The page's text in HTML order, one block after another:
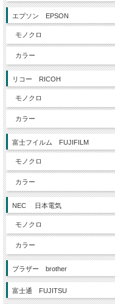
エプソン EPSON
モノクロ
カラー
リコー RICOH
モノクロ
カラー
富士フイルム FUJIFILM
モノクロ
カラー
NEC 日本電気
モノクロ
カラー
ブラザー brother
富士通 FUJITSU